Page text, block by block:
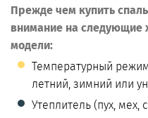
Прежде чем купить
внимание на следующие
модели:
Температурный
летний, зимний или
Утеплитель (пух, мех,